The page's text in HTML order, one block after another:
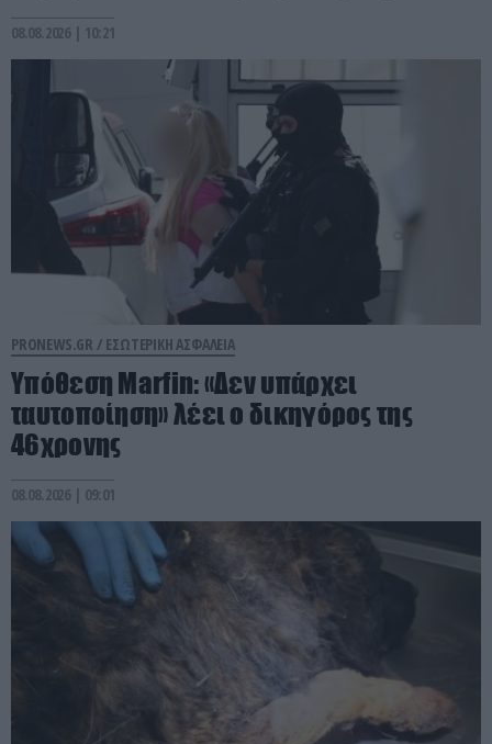
08.08.2026 | 10:21
PRONEWS.GR / ΕΣΩΤΕΡΙΚΗ ΑΣΦΑΛΕΙΑ
Υπόθεση Marfin: «Δεν υπάρχει
ταυτοποίηση» λέει ο δικηγόρος της
46χρονης
08.08.2026 | 09:01